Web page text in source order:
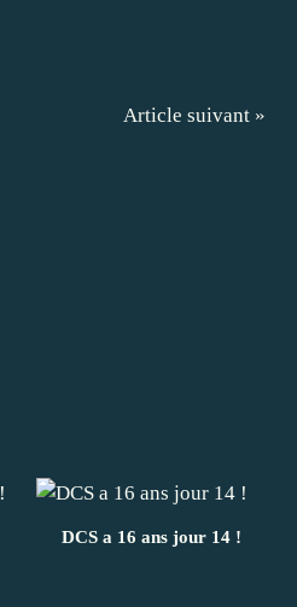
Article suivant »
DCS a 16 ans jour 14 !